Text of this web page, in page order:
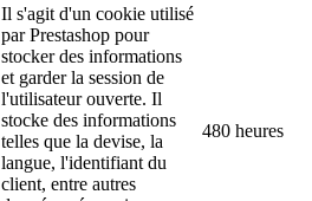
Il s'agit d'un cookie utilisé
par Prestashop pour
stocker des informations
et garder la session de
l'utilisateur ouverte. Il
stocke des informations
telles que la devise, la
langue, l'identifiant du
client, entre autres
480 heures